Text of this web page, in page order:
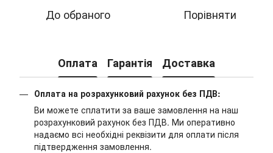
До обраного Порівняти
Оплата Гарантія Доставка
Оплата на розрахунковий рахунок без ПДВ:
Ви можете сплатити за ваше замовлення на наш
розрахунковий рахунок без ПДВ. Ми оперативно
надаємо всі необхідні реквізити для оплати після
підтвердження замовлення.